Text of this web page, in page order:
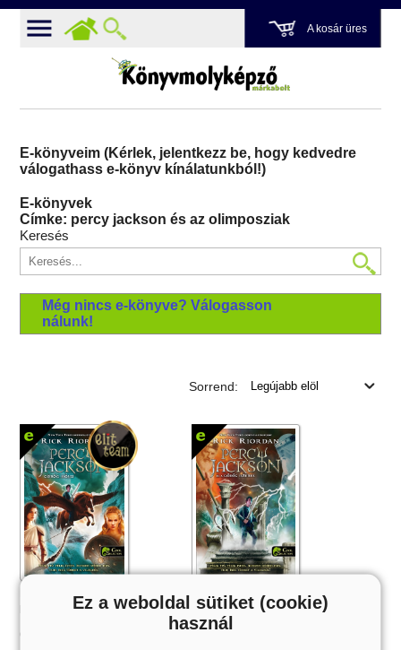
A kosár üres
E-könyveim (Kérlek, jelentkezz be, hogy kedvedre
válogathass e-könyv kínálatunkból!)
E-könyvek
Címke: percy jackson és az olimposziak
Keresés
Még nincs e-könyve? Válogasson
nálunk!
Sorrend:
Percy Jackson görög hősei
Rick Riordan
Online ár:
Percy Jackson és a görög istenek
Rick Riordan
Online ár:
Ez a weboldal sütiket (cookie)
használ